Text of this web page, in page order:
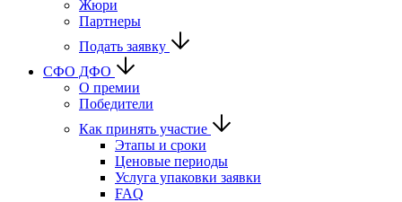
Жюри
Партнеры
Подать заявку
CФО ДФО
О премии
Победители
Как принять участие
Этапы и сроки
Ценовые периоды
Услуга упаковки заявки
FAQ